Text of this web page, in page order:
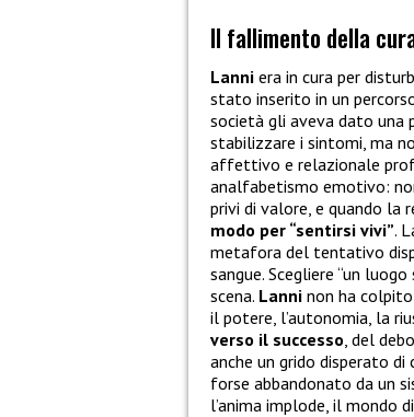
Il fallimento della
Lanni era in cura per
stato inserito in un
società gli aveva dato una
stabilizzare i sintomi, ma
affettivo e relazionale
analfabetismo emotivo:
privi di valore, e quando la
modo per “sentirsi vivi”.
metafora del tentativo
sangue. Scegliere “un
scena. Lanni non ha
il potere, l’autonomia, la
verso il successo , del
anche un grido disperato di
forse abbandonato da un
l’anima implode, il mondo